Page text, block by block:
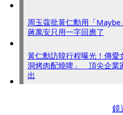
周玉蔻批黃仁勳用「
蔣萬安只用一字回應了
黃仁勳訪韓行程曝光！傳愛
洞烤肉配燒啤」 頂尖企業
出
鏡